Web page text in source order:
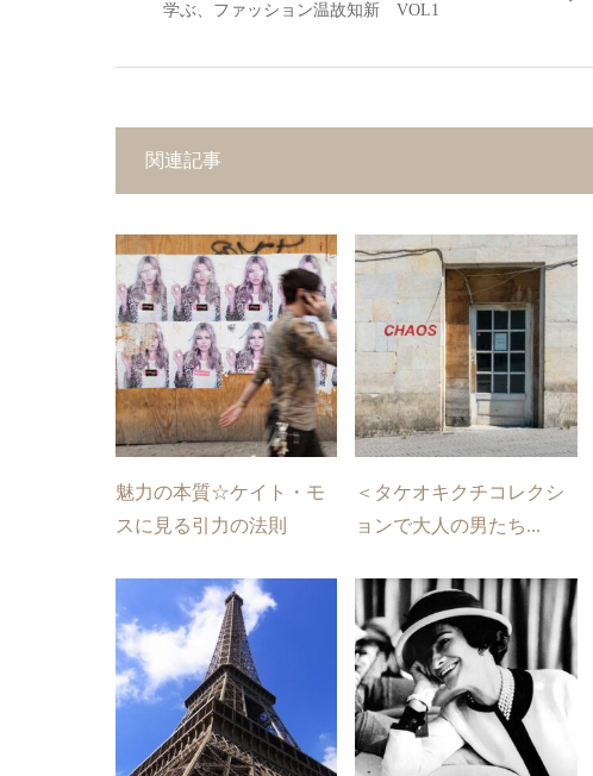
学ぶ、ファッション温故知新 VOL1
関連記事
魅力の本質☆ケイト・モ
スに見る引力の法則
＜タケオキクチコレクシ
ョンで大人の男たち...